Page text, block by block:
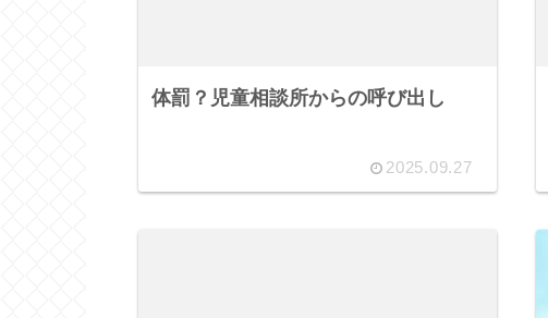
体罰？児童相談所からの呼び出し
2025.09.27